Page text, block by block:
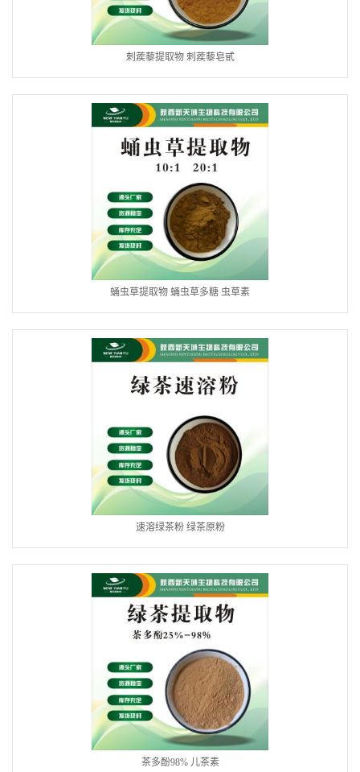
刺蒺藜提取物 刺蒺藜皂甙
蛹虫草提取物 蛹虫草多糖 虫草素
速溶绿茶粉 绿茶原粉
茶多酚98% 儿茶素